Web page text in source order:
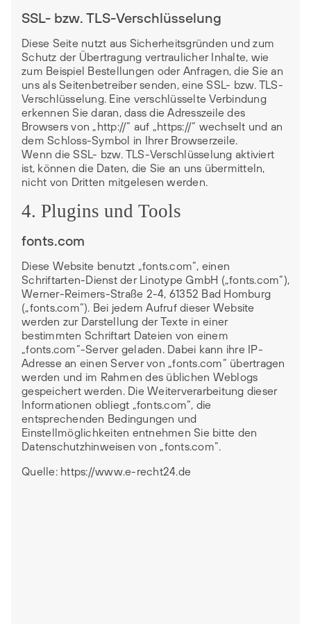
SSL- bzw. TLS-Verschlüsselung
Diese Seite nutzt aus Sicherheitsgründen und zum
Schutz der Übertragung vertraulicher Inhalte, wie
zum Beispiel Bestellungen oder Anfragen, die Sie an
uns als Seitenbetreiber senden, eine SSL- bzw. TLS-
Verschlüsselung. Eine verschlüsselte Verbindung
erkennen Sie daran, dass die Adresszeile des
Browsers von „http://“ auf „https://“ wechselt und an
dem Schloss-Symbol in Ihrer Browserzeile.
Wenn die SSL- bzw. TLS-Verschlüsselung aktiviert
ist, können die Daten, die Sie an uns übermitteln,
nicht von Dritten mitgelesen werden.
4. Plugins und Tools
fonts.com
Diese Website benutzt „fonts.com“, einen
Schriftarten-Dienst der Linotype GmbH („fonts.com“),
Werner-Reimers-Straße 2-4, 61352 Bad Homburg
(„fonts.com“). Bei jedem Aufruf dieser Website
werden zur Darstellung der Texte in einer
bestimmten Schriftart Dateien von einem
„fonts.com“-Server geladen. Dabei kann ihre IP-
Adresse an einen Server von „fonts.com“ übertragen
werden und im Rahmen des üblichen Weblogs
gespeichert werden. Die Weiterverarbeitung dieser
Informationen obliegt „fonts.com“, die
entsprechenden Bedingungen und
Einstellmöglichkeiten entnehmen Sie bitte den
Datenschutzhinweisen von „fonts.com“.
Quelle: https://www.e-recht24.de